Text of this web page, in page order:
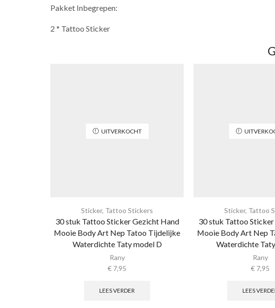
Pakket Inbegrepen:
2 * Tattoo Sticker
UITVERKOCHT
Sticker, Tattoo Stickers
30 stuk Tattoo Sticker Gezicht Hand
Mooie Body Art Nep Tatoo Tijdelijke
Waterdichte Taty model D
Rany
€ 7,95
LEES VERDER
Sticker, Tattoo
30 stuk Tattoo
Mooie Body Art Nep
Waterdichte
Rany
€ 7,95
LEES